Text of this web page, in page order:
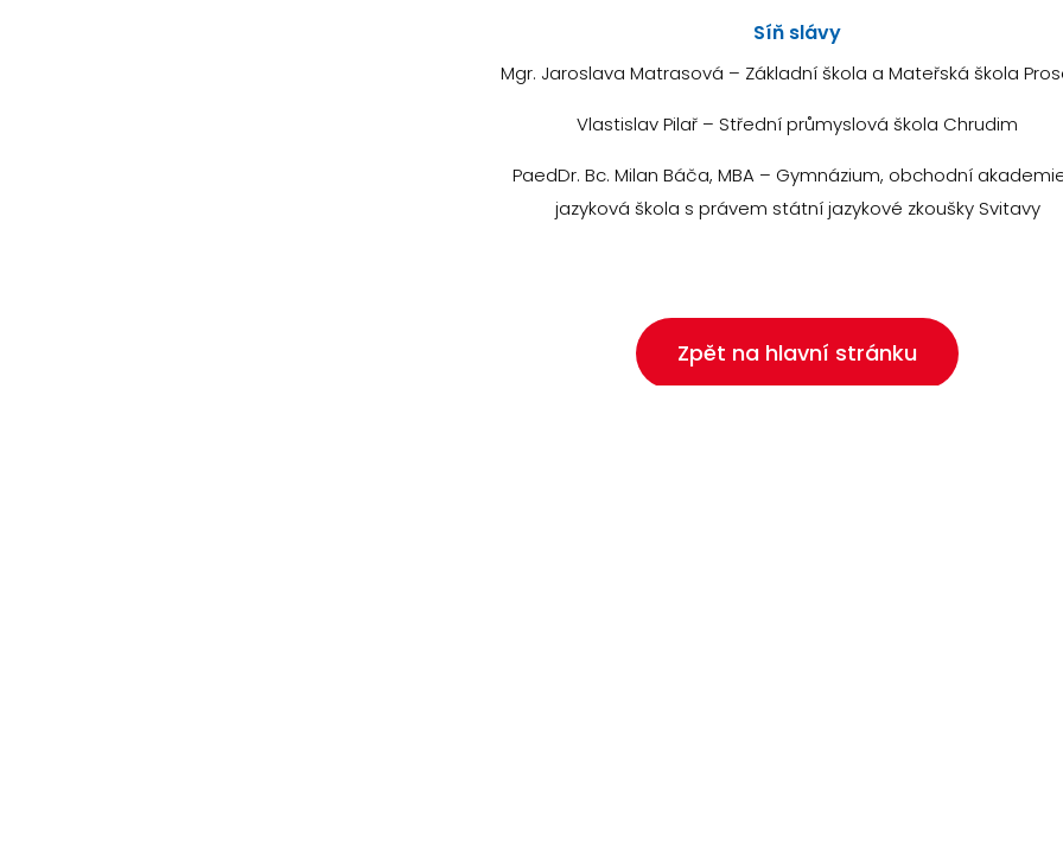
Síň slávy
Mgr. Jaroslava Matrasová – Základní škola a Mateřská škola
Vlastislav Pilař – Střední průmyslová škola Chrudim
PaedDr. Bc. Milan Báča, MBA – Gymnázium, obchodní
jazyková škola s právem státní jazykové zkoušky Svitavy
Zpět na hlavní stránku